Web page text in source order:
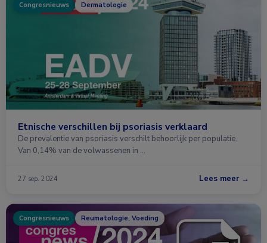
Congresnieuws Dermatologie
Etnische verschillen bij psoriasis verklaard
De prevalentie van psoriasis verschilt behoorlijk per populatie.
Van 0,14% van de volwassenen in …
27 sep. 2024 Lees meer →
Congresnieuws Reumatologie, Voeding